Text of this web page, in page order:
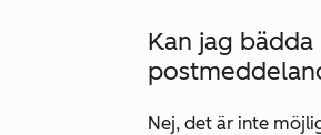
Kan jag
Nej, det är inte